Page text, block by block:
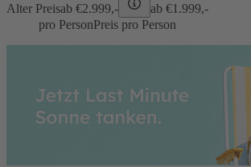
Alter Preisab €2.999,- ab €1.999,-
pro PersonPreis pro Person